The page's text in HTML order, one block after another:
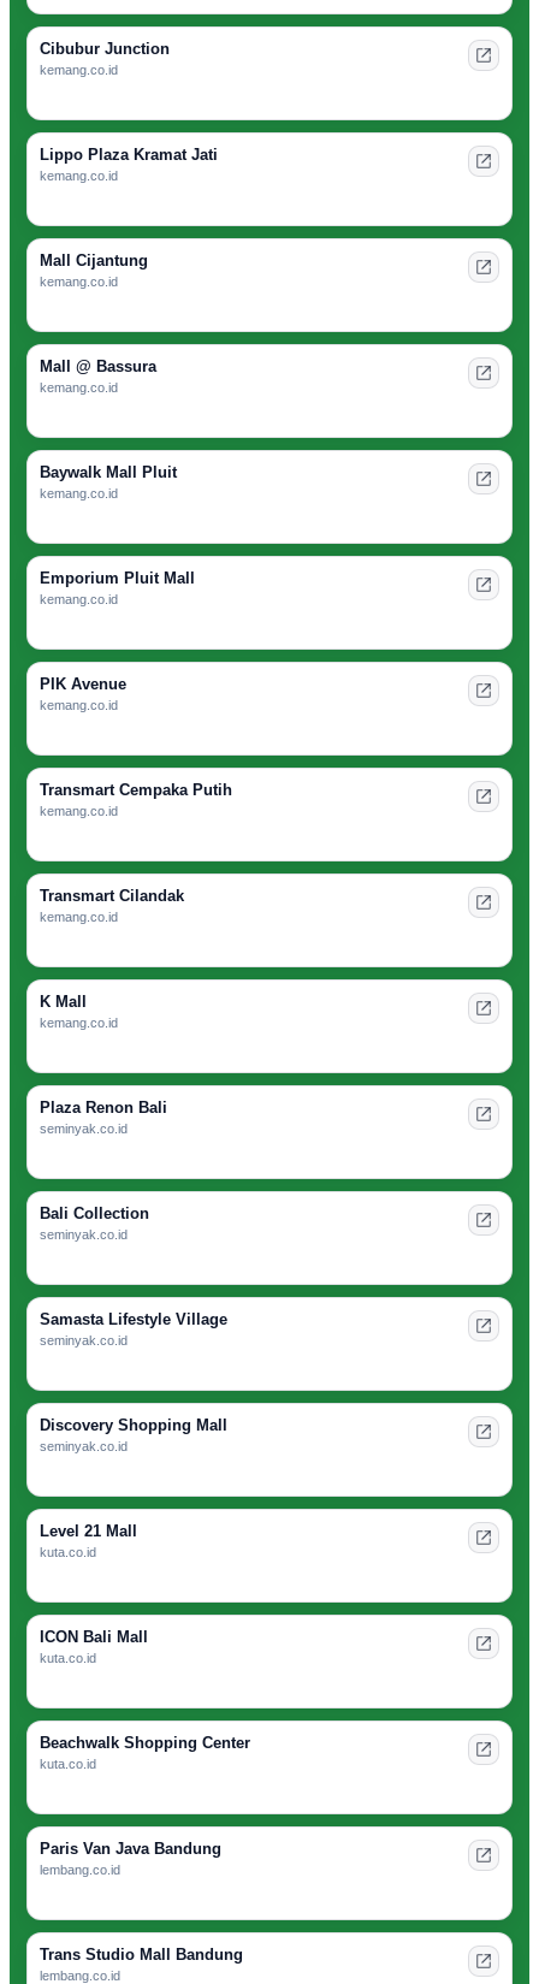
Cibubur Junction
kemang.co.id
Lippo Plaza Kramat Jati
kemang.co.id
Mall Cijantung
kemang.co.id
Mall @ Bassura
kemang.co.id
Baywalk Mall Pluit
kemang.co.id
Emporium Pluit Mall
kemang.co.id
PIK Avenue
kemang.co.id
Transmart Cempaka Putih
kemang.co.id
Transmart Cilandak
kemang.co.id
K Mall
kemang.co.id
Plaza Renon Bali
seminyak.co.id
Bali Collection
seminyak.co.id
Samasta Lifestyle Village
seminyak.co.id
Discovery Shopping Mall
seminyak.co.id
Level 21 Mall
kuta.co.id
ICON Bali Mall
kuta.co.id
Beachwalk Shopping Center
kuta.co.id
Paris Van Java Bandung
lembang.co.id
Trans Studio Mall Bandung
lembang.co.id